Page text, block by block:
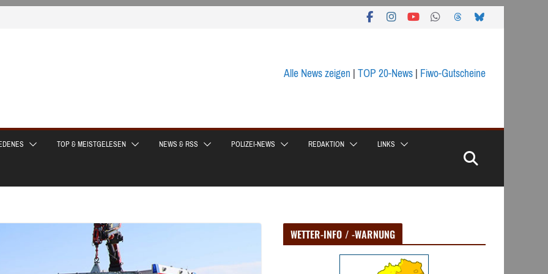
Alle News zeigen|TOP 20-News|Fiwo-Gutscheine
TOP & MEISTGELESEN NEWS & RSS POLIZEI-NEWS REDAKTION LINKS
WETTER-INFO / -WARNUNG